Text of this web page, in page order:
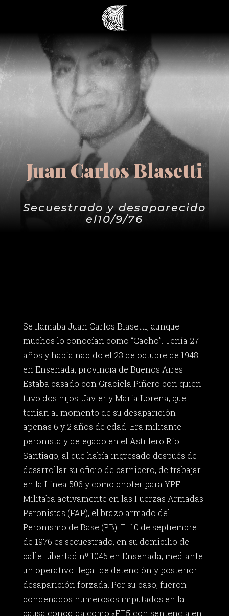
Juan Carlos Blasetti
Secuestrado y desaparecido
el10/9/76
Se llamaba Juan Carlos Blasetti, aunque
muchos lo conocían como “Cacho”. Tenía 27
años y había nacido el 23 de octubre de 1948
en Ensenada, provincia de Buenos Aires.
Estaba casado con Graciela Piñero con quien
tuvo dos hijos: Javier y María Lorena, que
tenían al momento de su desaparición
apenas 6 y 2 años de edad. Era militante
peronista y delegado en el Astillero Río
Santiago, al que había ingresado después de
desarrollar su oficio de carnicero, de trabajar
en la Línea 506 y como chofer para YPF.
Militaba activamente en las Fuerzas Armadas
Peronistas (FAP), el brazo armado del
Peronismo de Base (PB). El 10 de septiembre
de 1976 es secuestrado, en su domicilio de
calle Libertad nº 1045 en Ensenada, mediante
un operativo ilegal de detención y posterior
desaparición forzada. Por su caso, fueron
condenados numerosos imputados en la
causa conocida como «FT5″con sentencia en